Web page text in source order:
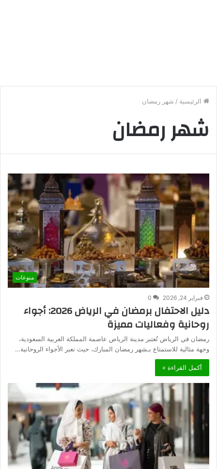
الرئيسية / شهر رمضان
شهر رمضان
منوعات
فبراير 24, 2026 0
دليل الاحتفال برمضان في الرياض 2026: أجواء
روحانية وفعاليات مميزة
رمضان في الرياض تُعتبر مدينة الرياض عاصمة المملكة العربية السعودية،
وجهة مثالية للاستمتاع بـشهر رمضان المبارك، حيث تعبر الأجواء الروحانية…
أكمل القراءة »